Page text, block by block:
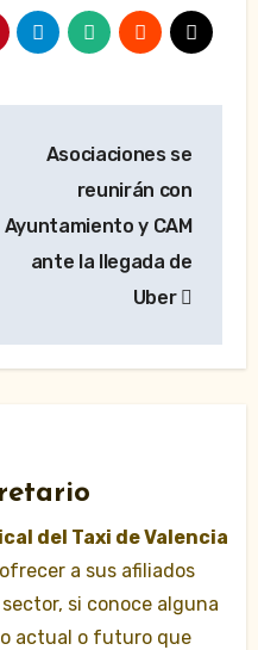
Asociaciones se
reunirán con
Ayuntamiento y CAM
ante la llegada de
Uber
del Taxi de Valencia
a sus afiliados
si conoce alguna
actual o futuro que